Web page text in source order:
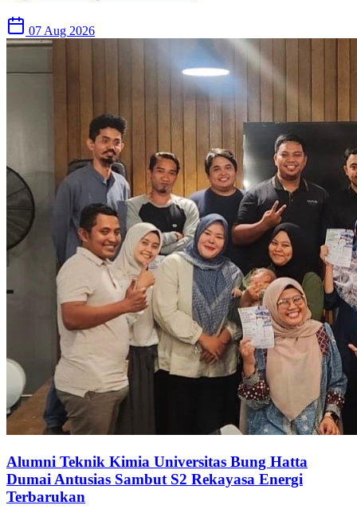
07 Aug 2026
Alumni Teknik Kimia Universitas Bung Hatta
Dumai Antusias Sambut S2 Rekayasa Energi
Terbarukan